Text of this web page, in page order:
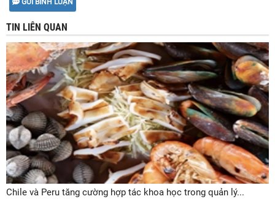
GỬI BÌNH LUẬN
TIN LIÊN QUAN
Chile và Peru tăng cường hợp tác khoa học trong quản lý...